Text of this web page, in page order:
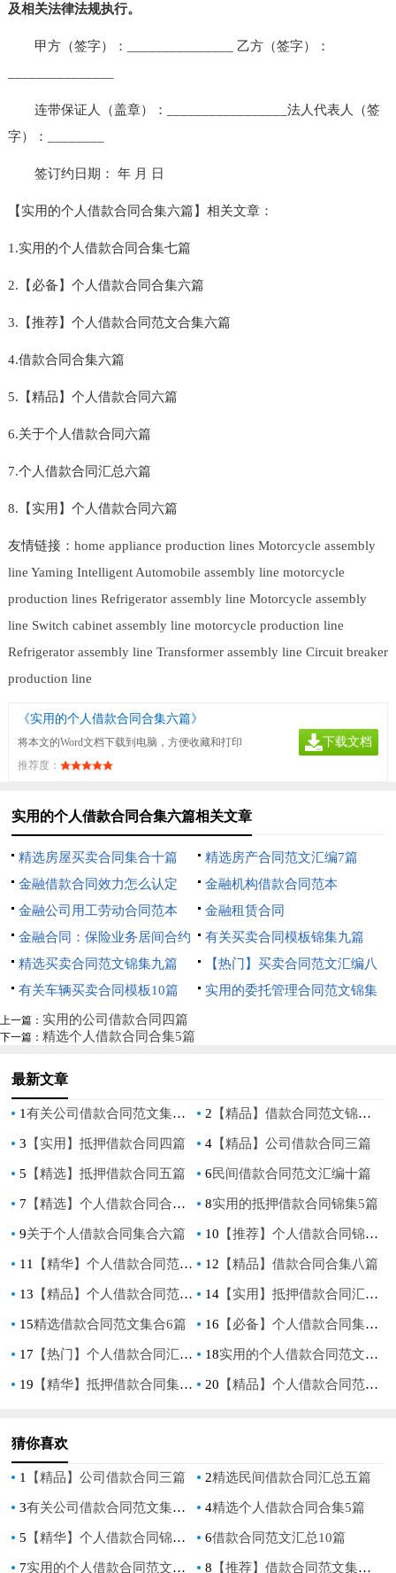
及相关法律法规执行。
甲方（签字）：_______________ 乙方（签字）：
连带保证人（盖章）：_________________法人代表人（签
字）：________
签订约日期： 年 月 日
【实用的个人借款合同合集六篇】相关文章：
1.实用的个人借款合同合集七篇
2.【必备】个人借款合同合集六篇
3.【推荐】个人借款合同范文合集六篇
4.借款合同合集六篇
5.【精品】个人借款合同六篇
6.关于个人借款合同六篇
7.个人借款合同汇总六篇
8.【实用】个人借款合同六篇
友情链接： home appliance production lines Motorcycle assembly
line Yaming Intelligent Automobile assembly line motorcycle
production lines Refrigerator assembly line Motorcycle assembly
line Switch cabinet assembly line motorcycle production line
Refrigerator assembly line Transformer assembly line Circuit breaker
production line
《实用的个人借款合同合集六篇》
将本文的Word文档下载到电脑，方便收藏和打印
推荐度：
下载文档
实用的个人借款合同合集六篇相关文章
精选房屋买卖合同集合十篇
精选房产合同范文汇编7篇
金融借款合同效力怎么认定
金融机构借款合同范本
金融公司用工劳动合同范本
金融租赁合同
金融合同：保险业务居间合约
有关买卖合同模板锦集九篇
精选买卖合同范文锦集九篇
【热门】买卖合同范文汇编八
篇
有关车辆买卖合同模板10篇
实用的委托管理合同范文锦集
上一篇： 实用的公司借款合同四篇
下一篇： 精选个人借款合同合集5篇
最新文章
1有关公司借款合同范文集合十篇 2 【精品】借款合同范文锦集9篇
3 【实用】抵押借款合同四篇 4【精品】公司借款合同三篇
5 【精选】抵押借款合同五篇 6民间借款合同范文汇编十篇
7 【精选】个人借款合同合集7篇 8实用的抵押借款合同锦集5篇
9关于个人借款合同集合六篇 10 【推荐】个人借款合同锦集五篇
11 【精华】个人借款合同范文集合七篇 12 【精品】借款合同合集八篇
13 【精品】个人借款合同范文锦集6篇 14【实用】抵押借款合同汇总8篇
15精选借款合同范文集合6篇 16 【必备】个人借款合同集锦五篇
17 【热门】个人借款合同汇总六篇 18实用的个人借款合同范文七篇
19 【精华】抵押借款合同集合10篇 20 【精品】个人借款合同范文汇总六篇
猜你喜欢
1 【精品】公司借款合同三篇 2精选民间借款合同汇总五篇
3有关公司借款合同范文集合十篇 4精选个人借款合同合集5篇
5 【精华】个人借款合同锦集九篇 6借款合同范文汇总10篇
7实用的个人借款合同范文七篇 8 【推荐】借款合同范文集合6篇